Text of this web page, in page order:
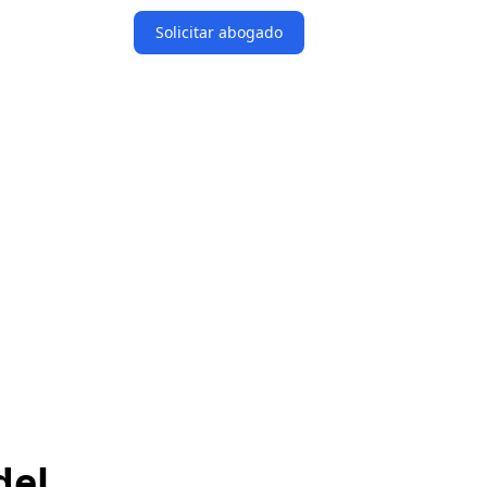
Solicitar abogado